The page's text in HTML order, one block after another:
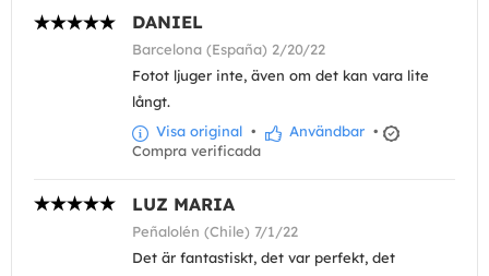
DANIEL
Barcelona (España) 2/20/22
Fotot ljuger inte, även om det kan vara lite
långt.
Visa original • Användbar •
Compra verificada
LUZ MARIA
Peñalolén (Chile) 7/1/22
Det är fantastiskt, det var perfekt, det